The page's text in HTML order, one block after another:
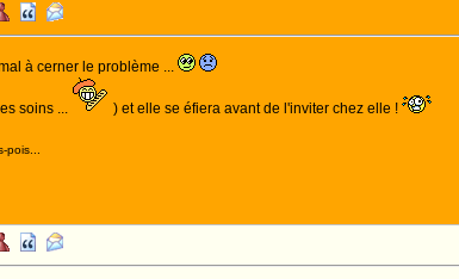
à cerner le problème ...
soins ... ) et elle se éfiera avant de l'inviter chez elle !